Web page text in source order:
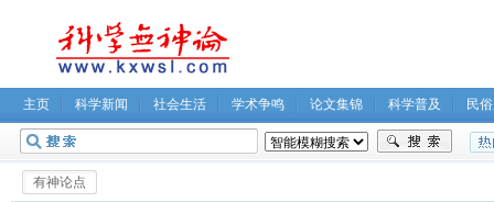
主页 科学新闻 社会生活 学术争鸣 论文集锦 科学普及 民
无神论坛
有神论点